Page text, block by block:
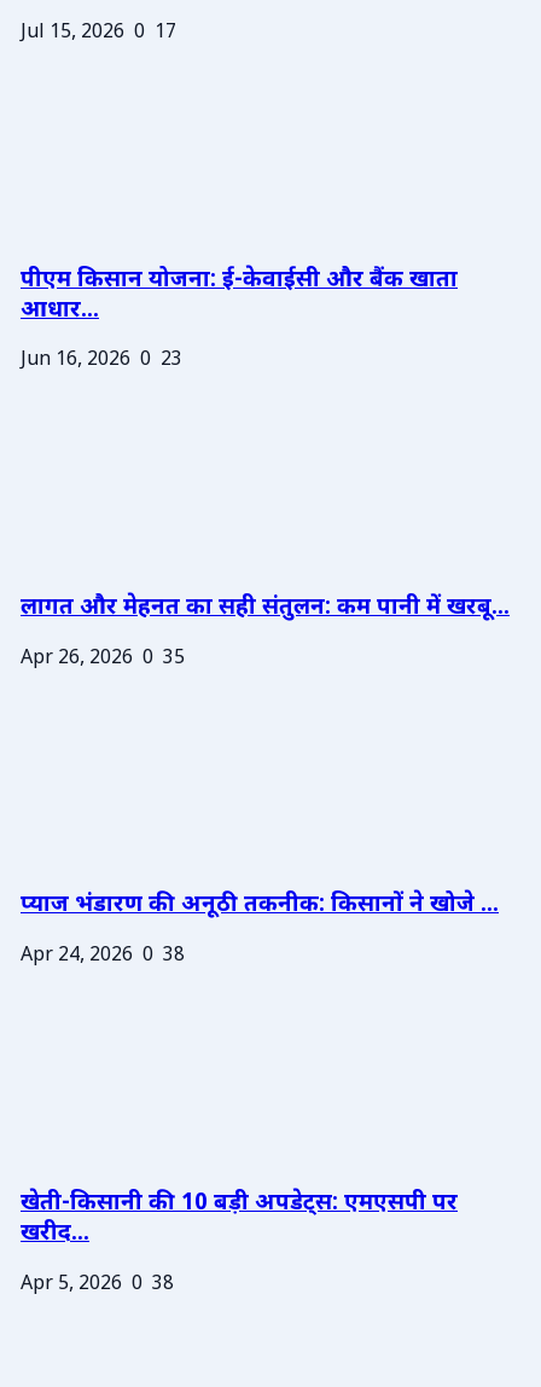
Jul 15, 2026 0 17
पीएम किसान योजना: ई-केवाईसी और बैंक खाता
आधार...
Jun 16, 2026 0 23
लागत और मेहनत का सही संतुलन: कम पानी में खरबू...
Apr 26, 2026 0 35
प्याज भंडारण की अनूठी तकनीक: किसानों ने खोजे ...
Apr 24, 2026 0 38
खेती-किसानी की 10 बड़ी अपडेट्स: एमएसपी पर
खरीद...
Apr 5, 2026 0 38